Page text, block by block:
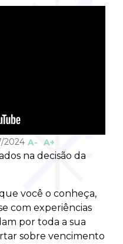
2024 A+
A-
na decisão da
você o conheça,
com experiências
por toda a sua
sobre vencimento